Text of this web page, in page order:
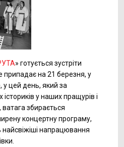
» готується зустріти
припадає на 21 березня, у
у цей день, який за
у наших пращурів і
збирається
концертну програму,
найсвіжіші напрацювання